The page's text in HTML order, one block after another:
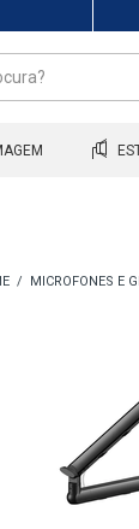
MICROFONES E